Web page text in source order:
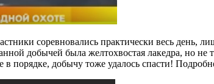
соревновались практически весь день,
добычей была желтохвостая лакедра, но не
в порядке, добычу тоже удалось спасти!